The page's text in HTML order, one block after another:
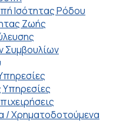
Ισότητας Ρόδου
Ζωής
Συμβουλίων
/ Χρηματοδοτούμενα